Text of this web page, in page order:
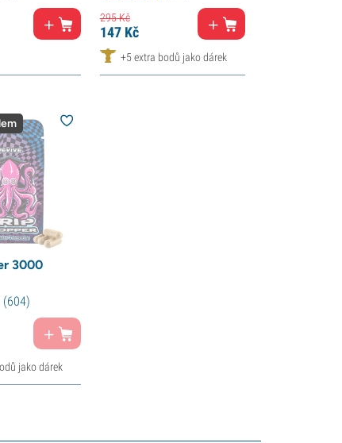
295Kč
147Kč
+5 extra bodů jako dárek
3000
(604)
jako dárek